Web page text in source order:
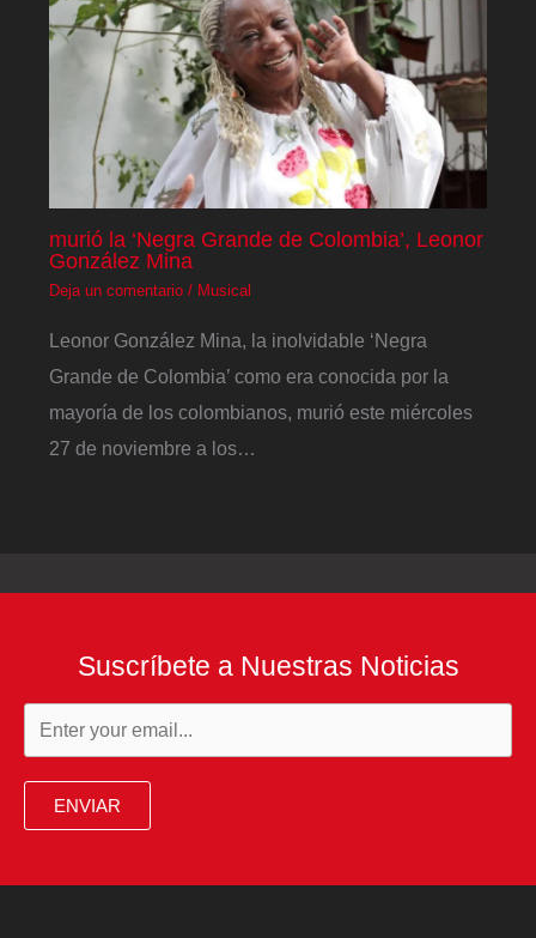
murió la ‘Negra Grande de Colombia’, Leonor
González Mina
Deja un comentario / Musical
Leonor González Mina, la inolvidable ‘Negra
Grande de Colombia’ como era conocida por la
mayoría de los colombianos, murió este miércoles
27 de noviembre a los…
Suscríbete a Nuestras Noticias
ENVIAR